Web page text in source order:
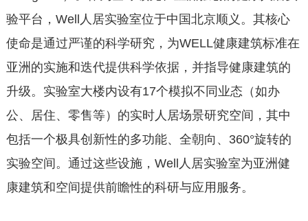
验平台，Well人居实验室位于中国北京顺义。其核心
使命是通过严谨的科学研究，为WELL健康建筑标准在
亚洲的实施和迭代提供科学依据，并指导健康建筑的
升级。实验室大楼内设有17个模拟不同业态（如办
公、居住、零售等）的实时人居场景研究空间，其中
包括一个极具创新性的多功能、全朝向、360°旋转的
实验空间。通过这些设施，Well人居实验室为亚洲健
康建筑和空间提供前瞻性的科研与应用服务。